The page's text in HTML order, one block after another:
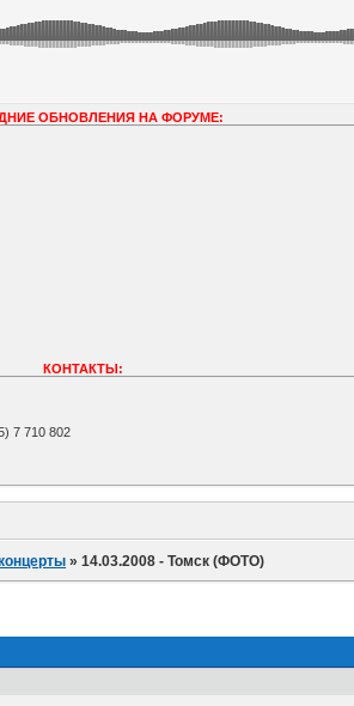
ОБНОВЛЕНИЯ НА ФОРУМЕ:
КОНТАКТЫ:
7 710 802
»14.03.2008 - Томск (ФОТО)